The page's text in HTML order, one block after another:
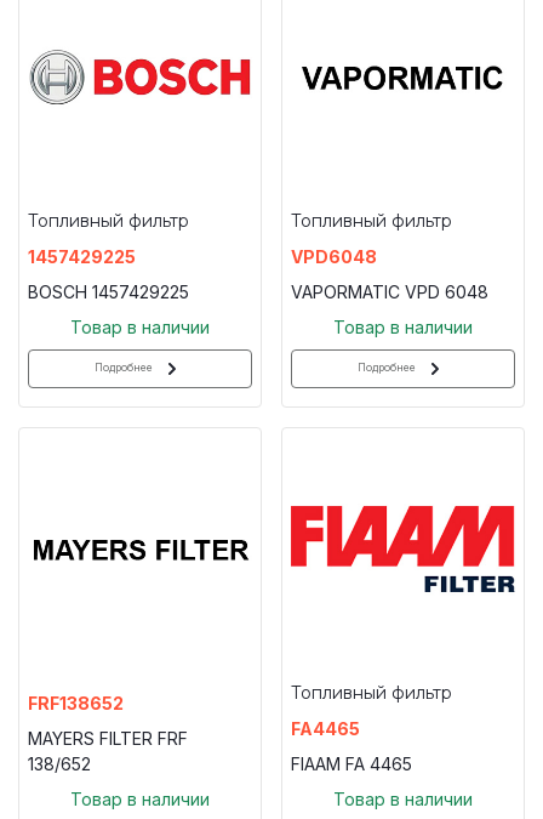
Топливный фильтр
1457429225
BOSCH 1457429225
Товар в наличии
Подробнее
Топливный фильтр
VPD6048
VAPORMATIC VPD 6048
Товар в наличии
Подробнее
FRF138652
MAYERS FILTER FRF
138/652
Товар в наличии
Топливный фильтр
FA4465
FIAAM FA 4465
Товар в наличии